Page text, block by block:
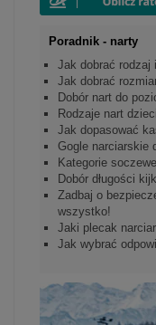
Poradnik - narty
Jak dobrać rodzaj
Jak dobrać
Dobór nart do
Rodzaje nart
Jak dopasować
Gogle narciarskie
Kategorie
Dobór długości
Zadbaj o
wszystko!
Jaki plecak
Jak wybrać